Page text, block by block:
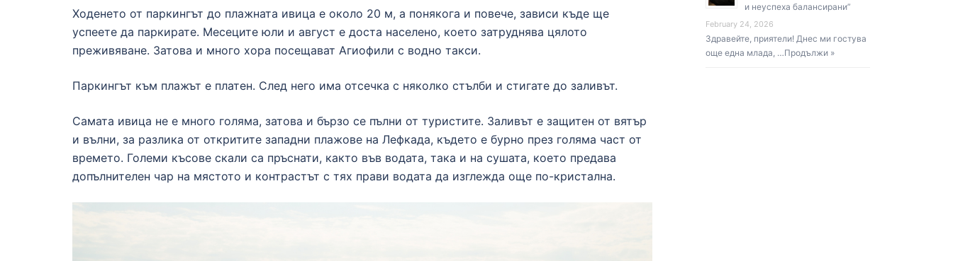
Ходенето от паркингът до плажната ивица е около 20 м, а понякога и повече, зависи къде ще
успеете да паркирате. Месеците юли и август е доста населено, което затруднява цялото
преживяване. Затова и много хора посещават Агиофили с водно такси.
Паркингът към плажът е платен. След него има отсечка с няколко стълби и стигате до заливът.
Самата ивица не е много голяма, затова и бързо се пълни от туристите. Заливът е защитен от вятър
и вълни, за разлика от откритите западни плажове на Лефкада, където е бурно през голяма част от
времето. Големи късове скали са пръснати, както във водата, така и на сушата, което предава
допълнителен чар на мястото и контрастът с тях прави водата да изглежда още по-кристална.
и неуспеха балансирани”
February 24, 2026
Здравейте, приятели! Днес ми гостува
още една млада, …Продължи »